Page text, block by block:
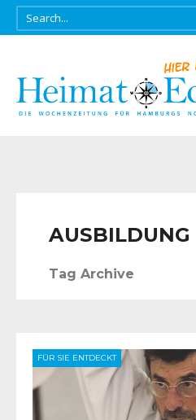
AUSBILDUNG
Tag Archive
FÜR SIE ENTDECKT